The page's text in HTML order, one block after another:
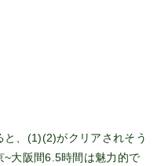
、(1)(2)がクリアされそう
~大阪間6.5時間は魅力的で